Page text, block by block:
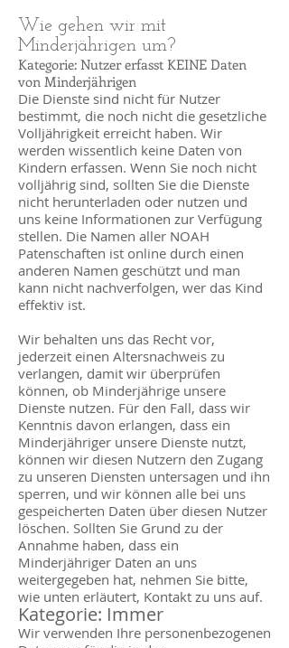
Wie gehen wir mit
Minderjährigen um?
Kategorie: Nutzer erfasst KEINE Daten
von Minderjährigen
Die Dienste sind nicht für Nutzer
bestimmt, die noch nicht die gesetzliche
Volljährigkeit erreicht haben. Wir
werden wissentlich keine Daten von
Kindern erfassen. Wenn Sie noch nicht
volljährig sind, sollten Sie die Dienste
nicht herunterladen oder nutzen und
uns keine Informationen zur Verfügung
stellen. Die Namen aller NOAH
Patenschaften ist online durch einen
anderen Namen geschützt und man
kann nicht nachverfolgen, wer das Kind
effektiv ist.
Wir behalten uns das Recht vor,
jederzeit einen Altersnachweis zu
verlangen, damit wir überprüfen
können, ob Minderjährige unsere
Dienste nutzen. Für den Fall, dass wir
Kenntnis davon erlangen, dass ein
Minderjähriger unsere Dienste nutzt,
können wir diesen Nutzern den Zugang
zu unseren Diensten untersagen und ihn
sperren, und wir können alle bei uns
gespeicherten Daten über diesen Nutzer
löschen. Sollten Sie Grund zu der
Annahme haben, dass ein
Minderjähriger Daten an uns
weitergegeben hat, nehmen Sie bitte,
wie unten erläutert, Kontakt zu uns auf.
Kategorie: Immer
Wir verwenden Ihre personenbezogenen